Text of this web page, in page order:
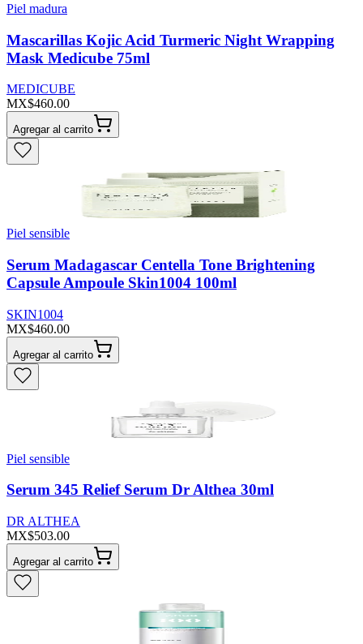
Piel madura
Mascarillas Kojic Acid Turmeric Night Wrapping
Mask Medicube 75ml
MEDICUBE
MX$460.00
Agregar al carrito
Piel sensible
Serum Madagascar Centella Tone Brightening
Capsule Ampoule Skin1004 100ml
SKIN1004
MX$460.00
Agregar al carrito
Piel sensible
Serum 345 Relief Serum Dr Althea 30ml
DR ALTHEA
MX$503.00
Agregar al carrito